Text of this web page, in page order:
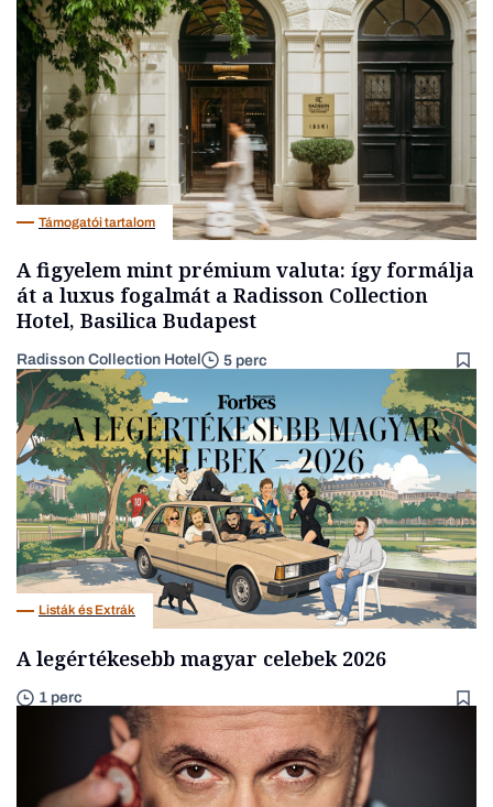
Társadalom
Támogatói tartalom
A figyelem mint prémium valuta: így formálja
át a luxus fogalmát a Radisson Collection
Hotel, Basilica Budapest
Radisson Collection Hotel 5 perc
Listák és Extrák
A legértékesebb magyar celebek 2026
1 perc